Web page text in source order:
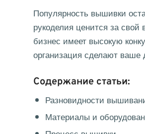
Популярность вышивки
рукоделия ценится за
бизнес имеет высокую
организация сделают
Содержание статьи:
Разновидности
Материалы и